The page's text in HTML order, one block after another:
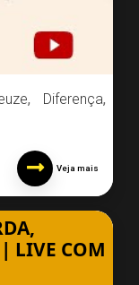
, Diferença,
Veja mais
LIVE COM